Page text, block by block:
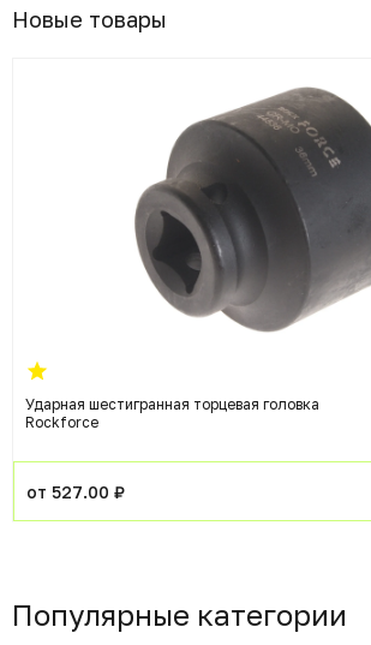
Новые товары
Ударная шестигранная торцевая головка
Rockforce
от 527.00 ₽
Популярные категории